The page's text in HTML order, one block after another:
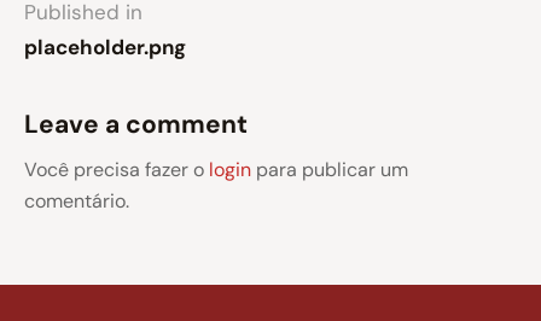
Published in
placeholder.png
Leave a comment
Você precisa fazer o login para publicar um
comentário.